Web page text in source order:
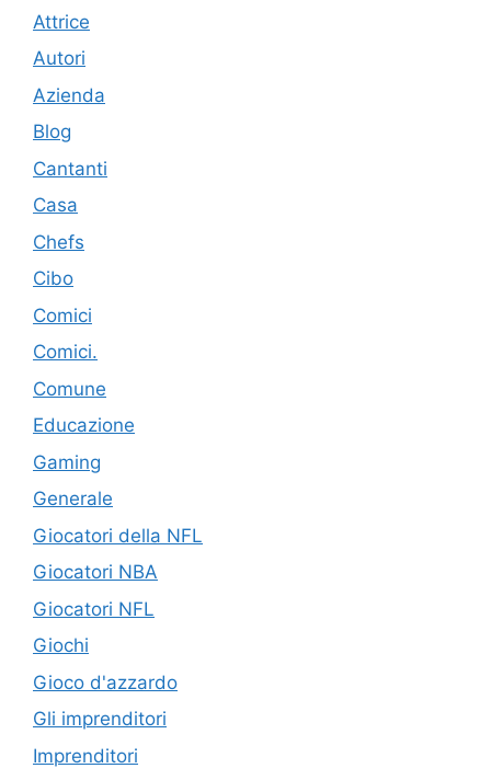
Attrice
Autori
Azienda
Blog
Cantanti
Casa
Chefs
Cibo
Comici
Comici.
Comune
Educazione
Gaming
Generale
Giocatori della NFL
Giocatori NBA
Giocatori NFL
Giochi
Gioco d'azzardo
Gli imprenditori
Imprenditori